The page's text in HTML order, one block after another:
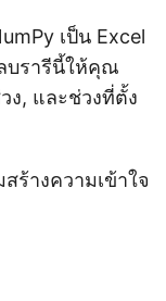
เป็น Excel
บรารีนี้ให้คุณ
ง, และช่วงที่ตั้ง
ร้างความเข้าใจ